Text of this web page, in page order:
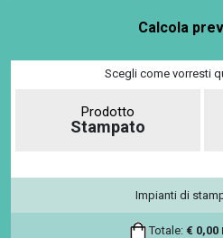
Calcola
Scegli come vorresti
Prodotto
Stampato
Impianti di
Totale: € 0,00